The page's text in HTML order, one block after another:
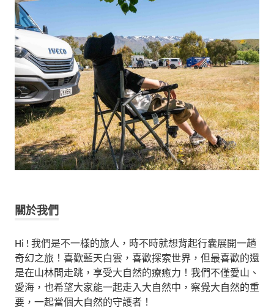
關於我們
Hi ! 我們是不一樣的旅人，時不時就想背起行囊展開一趟
奇幻之旅！喜歡藍天白雲，喜歡探索世界，但最喜歡的還
是在山林間走跳，享受大自然的療癒力！我們不僅愛山、
愛海，也希望大家能一起走入大自然中，察覺大自然的重
要，一起當個大自然的守護者！